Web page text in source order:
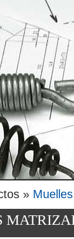
usted aquí
»